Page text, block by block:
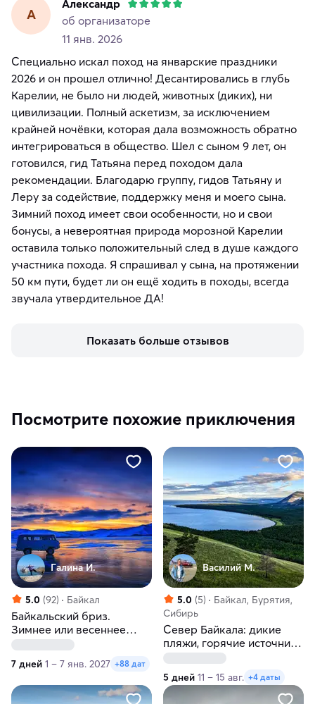
А
Александр
об организаторе
11 янв. 2026
Специально искал поход на январские праздники
2026 и он прошел отлично! Десантировались в глубь
Карелии, не было ни людей, животных (диких), ни
цивилизации. Полный аскетизм, за исключением
крайней ночёвки, которая дала возможность обратно
интегрироваться в общество. Шел с сыном 9 лет, он
готовился, гид Татьяна перед походом дала
рекомендации. Благодарю группу, гидов Татьяну и
Леру за содействие, поддержку меня и моего сына.
Зимний поход имеет свои особенности, но и свои
бонусы, а невероятная природа морозной Карелии
оставила только положительный след в душе каждого
участника похода. Я спрашивал у сына, на протяжении
50 км пути, будет ли он ещё ходить в походы, всегда
звучала утвердительное ДА!
Показать больше отзывов
Посмотрите похожие приключения
Галина И.
5.0 (92) Байкал
Байкальский бриз.
Зимнее или весеннее
7 дней 1 – 7 янв. 2027 +88 дат
Василий М.
5.0 (5)
Байкал, Бурятия,
Сибирь
Север Байкала: дикие
пляжи, горячие источники
5 дней 11 – 15 авг. +4 даты